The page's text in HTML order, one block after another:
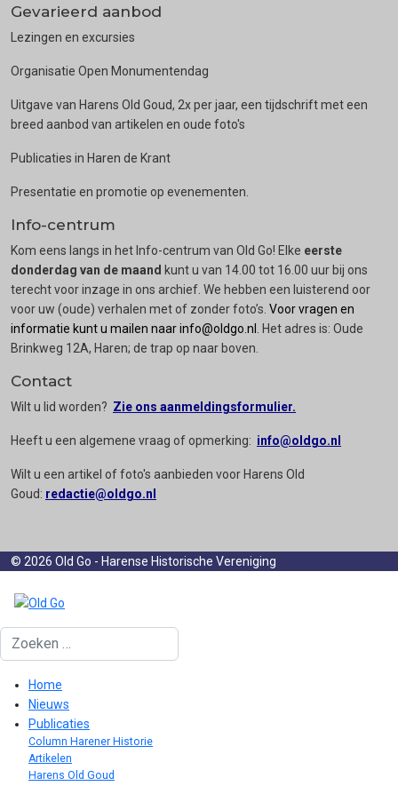
Gevarieerd aanbod
Lezingen en excursies
Organisatie Open Monumentendag
Uitgave van Harens Old Goud, 2x per jaar, een tijdschrift met een
breed aanbod van artikelen en oude foto's
Publicaties in Haren de Krant
Presentatie en promotie op evenementen.
Info-centrum
Kom eens langs in het Info-centrum van Old Go! Elke eerste
donderdag van de maand kunt u van 14.00 tot 16.00 uur bij ons
terecht voor inzage in ons archief. We hebben een luisterend oor
voor uw (oude) verhalen met of zonder foto’s. Voor vragen en
informatie kunt u mailen naar info@oldgo.nl . Het adres is: Oude
Brinkweg 12A, Haren; de trap op naar boven.
Contact
Wilt u lid worden? Zie ons aanmeldingsformulier.
Heeft u een algemene vraag of opmerking: info@oldgo.nl
Wilt u een artikel of foto's aanbieden voor Harens Old
Goud: redactie@oldgo.nl
© 2026 Old Go - Harense Historische Vereniging
Zoeken
Home
Nieuws
Publicaties
Column Harener Historie
Artikelen
Harens Old Goud